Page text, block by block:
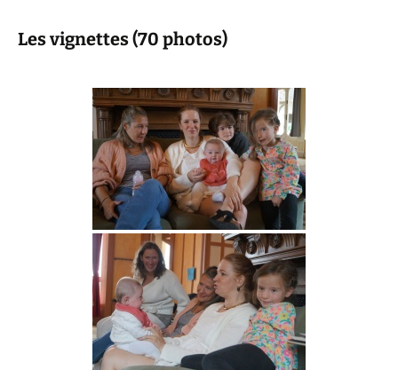
Les vignettes (70 photos)